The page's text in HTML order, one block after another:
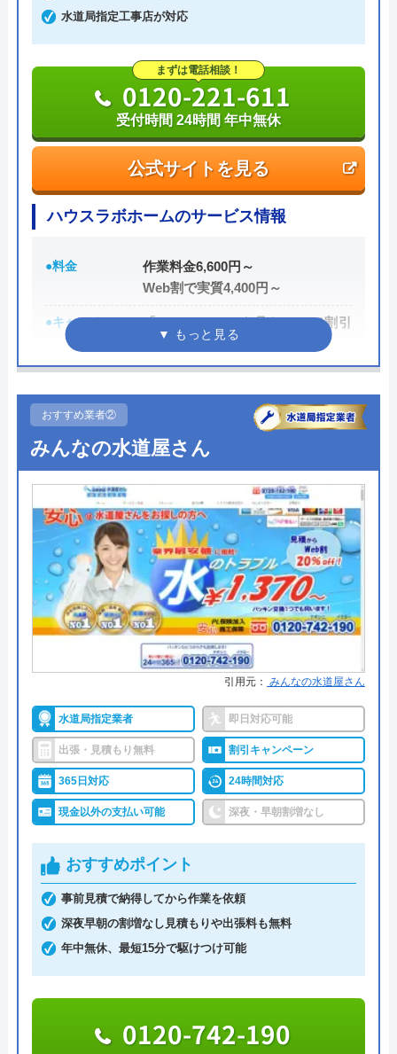
水道局指定工事店が対応
公式サイトを見る
まずは電話相談！
0120-221-611
受付時間 24時間 年中無休
ハウスラボホームのサービス情報
●料金
作業料金6,600円～
Web割で実質4,400円～
●キャンペーン
「ホームページを見た！」で割引
2,000円
●受付時間
●定休日 年中無休
●出張見積もり 出張・見積もり無料
●支払い方法
現金、クレジットカード、コンビ
ニ後払い、QRコード決済
●累計実績
提携先は大手企業との法人契約多
数
●保証・保険
商品保証最長10年・施工保証最長5
年
詳細は公式HPでご確認ください
ハウスラボホームがおすすめの理由
ハウスラボホームは全国各地に拠点を構えている水
道修理業者です。トイレ、キッチン、浴室などの水
まわりトラブル全般に対応しており、作業料金が
6,600円からとお手頃価格で提供をしています。
万が一、水まわりに問題が発生した場合は、最短20
分でお客様の元にスタッフが駆けつけます。出張見
積もりキャンセルは0円、深夜早朝でも割増料金は
おすすめ業者②
みんなの水道屋さん
引用元： みんなの水道屋さん
水道局指定業者 即日対応可能
出張・見積もり無料 割引キャンペーン
365日対応 24時間対応
現金以外の支払い可能 深夜・早朝割増なし
おすすめポイント
事前見積で納得してから作業を依頼
深夜早朝の割増なし見積もりや出張料も無料
年中無休、最短15分で駆けつけ可能
0120-742-190